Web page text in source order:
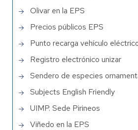
Olivar en la EPS
Precios públicos EPS
Punto recarga vehículo
Registro electrónico unizar
Sendero de especies
Subjects English Friendly
UIMP. Sede Pirineos
Viñedo en la EPS